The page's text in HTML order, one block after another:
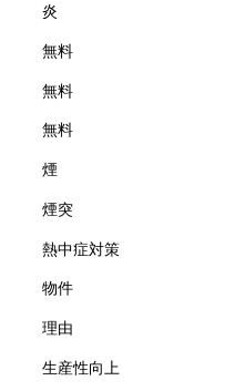
炎
無料
無料
無料
煙
煙突
熱中症対策
物件
理由
生産性向上